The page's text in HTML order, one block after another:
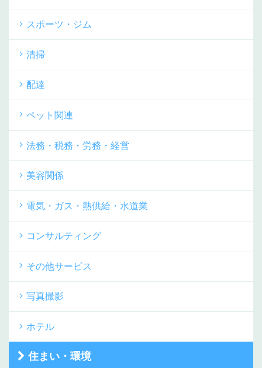
スポーツ・ジム
清掃
配達
ペット関連
法務・税務・労務・経営
美容関係
電気・ガス・熱供給・水道業
コンサルティング
その他サービス
写真撮影
ホテル
住まい・環境